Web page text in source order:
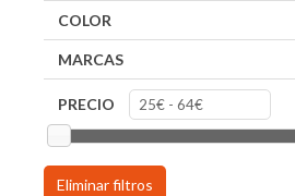
COLOR
MARCAS
PRECIO
Eliminar filtros